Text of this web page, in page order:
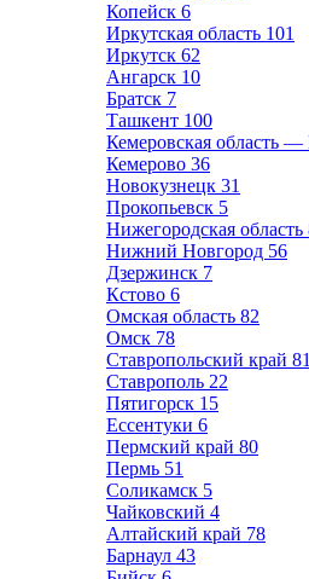
Копейск 6
Иркутская область 101
Иркутск 62
Ангарск 10
Братск 7
Ташкент 100
Кемеровская область —
Кемерово 36
Новокузнецк 31
Прокопьевск 5
Нижегородская область
Нижний Новгород 56
Дзержинск 7
Кстово 6
Омская область 82
Омск 78
Ставропольский край 81
Ставрополь 22
Пятигорск 15
Ессентуки 6
Пермский край 80
Пермь 51
Соликамск 5
Чайковский 4
Алтайский край 78
Барнаул 43